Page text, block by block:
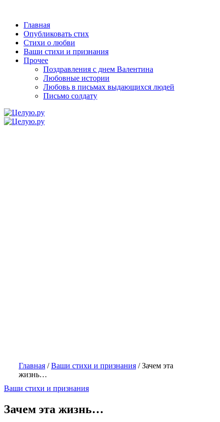
Главная
Опубликовать стих
Стихи о любви
Ваши стихи и признания
Прочее
Поздравления с днем Валентина
Любовные истории
Любовь в письмах выдающихся людей
Письмо солдату
Главная /Ваши стихи и признания /Зачем эта
жизнь…
Ваши стихи и признания
Зачем эта жизнь…